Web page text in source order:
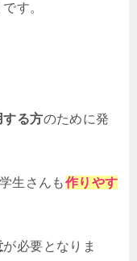
す。
する方のために発
生さんも作りやす
が必要となりま